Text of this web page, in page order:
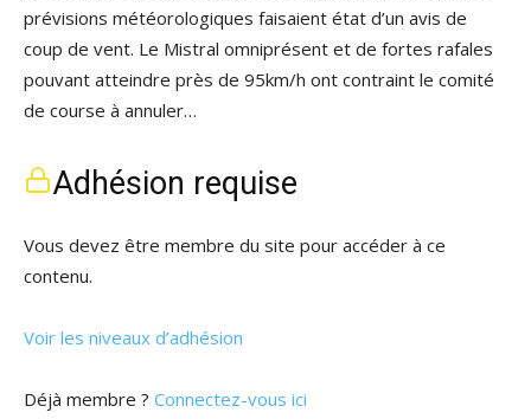
prévisions météorologiques faisaient état d’un avis de
coup de vent. Le Mistral omniprésent et de fortes rafales
pouvant atteindre près de 95km/h ont contraint le comité
de course à annuler…
Adhésion requise
Vous devez être membre du site pour accéder à ce
contenu.
Voir les niveaux d’adhésion
Déjà membre ? Connectez-vous ici